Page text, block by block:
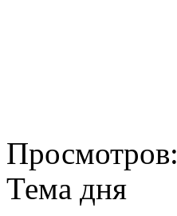
Просмотров:
Тема дня